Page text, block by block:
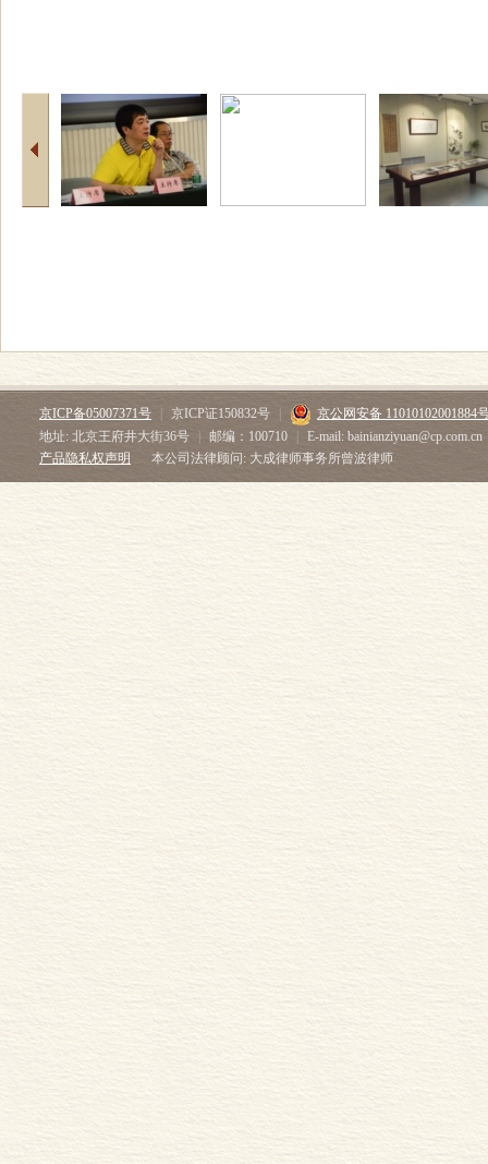
京ICP备05007371号 京ICP证150832号
京公网安备 11010102001884
地址: 北京王府井大街36号
邮编：100710
E-mail: bainianziyuan@cp.com.cn
产品隐私权声明
本公司法律顾问: 大成律师事务所曾波律师